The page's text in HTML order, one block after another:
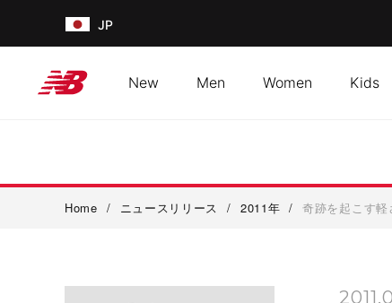
JP
New Men Women Kids
Home / ニュースリリース / 2011年 / 奇跡を起こす